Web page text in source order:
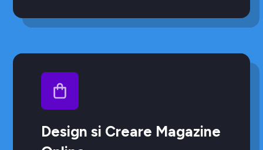
Design si Creare Magazine